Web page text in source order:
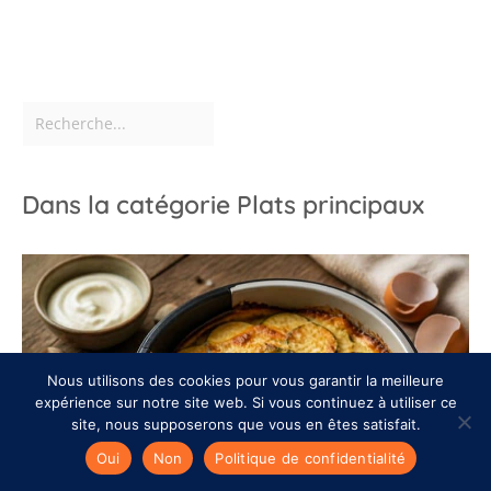
Dans la catégorie Plats principaux
Nous utilisons des cookies pour vous garantir la meilleure
expérience sur notre site web. Si vous continuez à utiliser ce
site, nous supposerons que vous en êtes satisfait.
Oui
Non Politique de confidentialité